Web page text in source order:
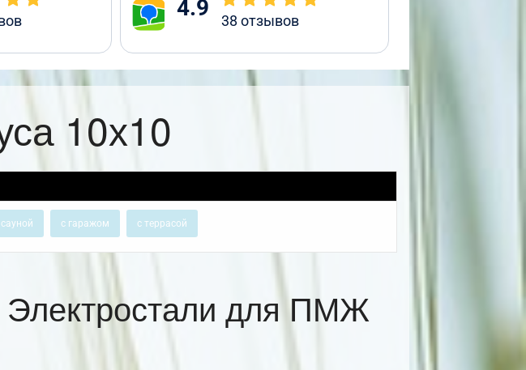
4.9 38 отзывов
10х10
сауной с гаражом с террасой
для ПМЖ